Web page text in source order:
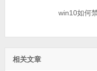
win10如何
相关文章